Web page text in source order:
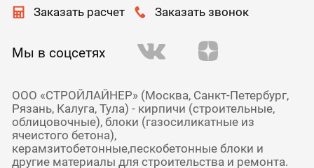
Заказать расчет Заказать звонок
Мы в соцсетях
ООО «СТРОЙЛАЙНЕР» (Москва, Санкт-Петербург,
Рязань, Калуга, Тула) - кирпичи (строительные,
облицовочные), блоки (газосиликатные из
ячеистого бетона),
керамзитобетонные,пескобетонные блоки и
другие материалы для строительства и ремонта.